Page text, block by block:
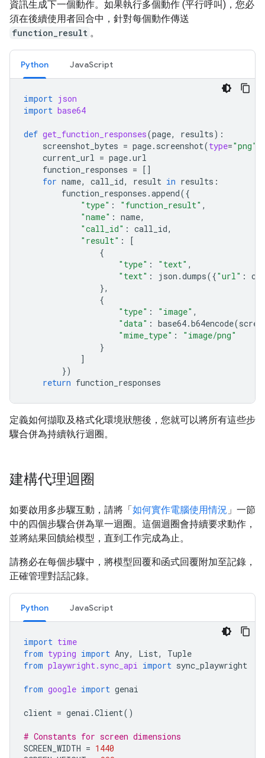
資訊生成下一個動作。如果執行多個動作 (平行呼叫)，您必
須在後續使用者回合中，針對每個動作傳送
function_result 。
Python JavaScript
import json
import base64
def get_function_responses(page, results):
screenshot_bytes = page. screenshot(type="png"
current_url = page.url
function_responses = []
for name, call_id, result in results :
function_responses .append({
"type" : "function_result" ,
"name" : name,
"call_id" : call_id,
"result" :
[
{
"type" : "text" ,
"text" : json .dumps({"url" :
},
{
"type" : "image" ,
"data" : base64.b64encode(
"mime_type" :
"image/png"
}
]
})
return function_responses
定義如何擷取及格式化環境狀態後，您就可以將所有這些步
驟合併為持續執行迴圈。
建構代理迴圈
如要啟用多步驟互動，請將「如何實作電腦使用情況 」一節
中的四個步驟合併為單一迴圈。這個迴圈會持續要求動作，
並將結果回饋給模型，直到工作完成為止。
請務必在每個步驟中，將模型回覆和函式回覆附加至記錄，
正確管理對話記錄。
Python JavaScript
import time
from typing import Any, List,
Tuple
from playwright.sync_api import sync_playwright
from google import genai
client = genai .Client()
# Constants for screen dimensions
SCREEN_WIDTH = 1440